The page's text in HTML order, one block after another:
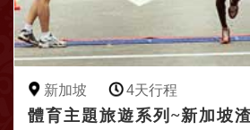
新加坡 4天行程
體育主題旅遊系列~新加坡